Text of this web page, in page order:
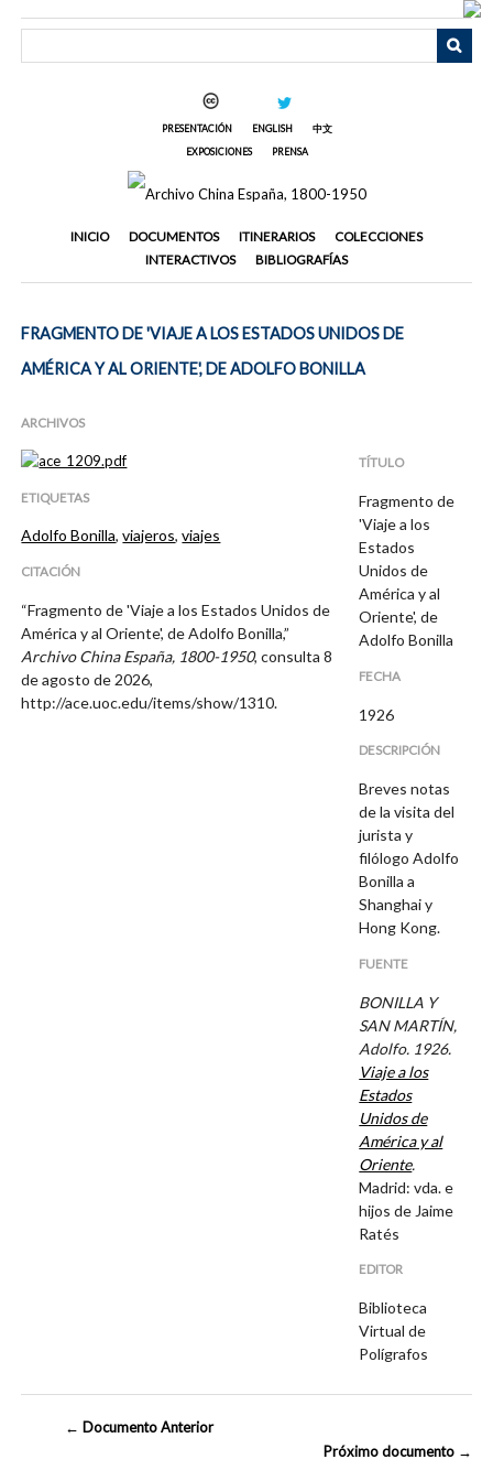
PRESENTACIÓN ENGLISH
中文
EXPOSICIONES
PRENSA
INICIO DOCUMENTOS ITINERARIOS
COLECCIONES
INTERACTIVOS
BIBLIOGRAFÍAS
FRAGMENTO DE 'VIAJE A LOS ESTADOS UNIDOS DE
AMÉRICA Y AL ORIENTE', DE ADOLFO BONILLA
ARCHIVOS
ETIQUETAS
Adolfo Bonilla,viajeros,viajes
CITACIÓN
“Fragmento de 'Viaje a los Estados Unidos de
América y al Oriente', de Adolfo Bonilla,”
Archivo China España, 1800-1950, consulta 8
de agosto de 2026,
http://ace.uoc.edu/items/show/1310.
TÍTULO
Fragmento de
'Viaje a los
Estados
Unidos de
América y al
Oriente', de
Adolfo Bonilla
FECHA
1926
DESCRIPCIÓN
Breves notas
de la visita del
jurista y
filólogo Adolfo
Bonilla a
Shanghai y
Hong Kong.
FUENTE
BONILLA Y
SAN MARTÍN,
Adolfo. 1926.
Viaje a los
Estados
Unidos de
América y al
Oriente.
Madrid: vda. e
hijos de Jaime
Ratés
EDITOR
Biblioteca
Virtual de
Polígrafos
← Documento Anterior
Próximo documento →